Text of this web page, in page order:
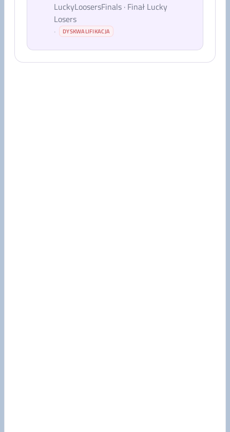
LuckyLoosersFinals · Finał Lucky
Losers
·
DYSKWALIFIKACJA